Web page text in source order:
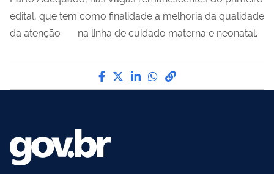
edital, que tem como finalidade a melhoria da qualidade
da atenção na linha de cuidado materna e neonatal.
Compartilhe por Facebook
Compartilhe por Twitter
Compartilhe por
Compartilhe por
link para Copiar